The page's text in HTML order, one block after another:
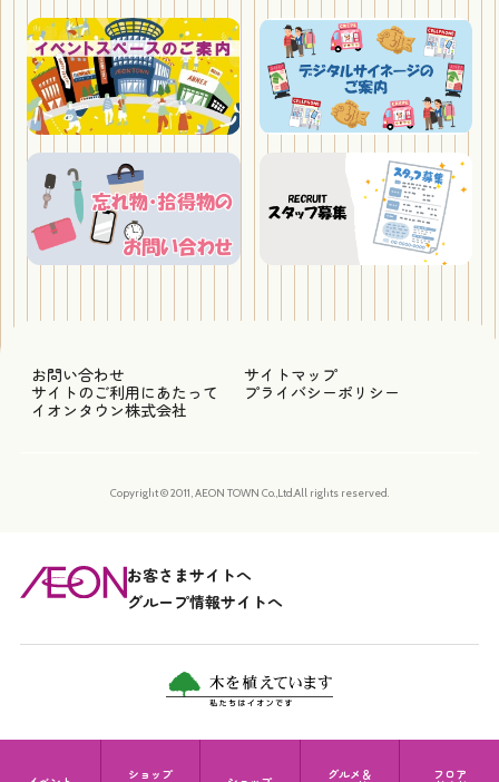
ショップ グルメ＆ フロア
お問い合わせ
サイトマップ
サイトのご利用にあたって
プライバシーポリシー
イオンタウン株式会社
Copyright © 2011, AEON TOWN Co.,Ltd.All rights reserved.
お客さまサイトへ
グループ情報サイトへ